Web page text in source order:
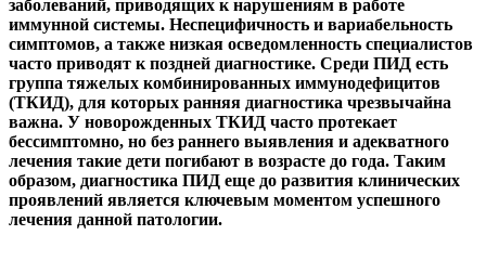
заболеваний, приводящих к нарушениям в работе
иммунной системы. Неспецифичность и вариабельность
симптомов, а также низкая осведомленность специалистов
часто приводят к поздней диагностике. Среди ПИД есть
группа тяжелых комбинированных иммунодефицитов
(ТКИД), для которых ранняя диагностика чрезвычайна
важна. У новорожденных ТКИД часто протекает
бессимптомно, но без раннего выявления и адекватного
лечения такие дети погибают в возрасте до года. Таким
образом, диагностика ПИД еще до развития клинических
проявлений является ключевым моментом успешного
лечения данной патологии.